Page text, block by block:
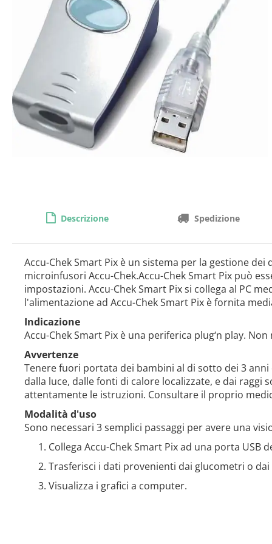
Descrizione
Accu-Chek Smart Pix è un sistema per la gestione
microinfusori Accu-Chek.Accu-Chek Smart Pix può
impostazioni. Accu-Chek Smart Pix si collega al PC
l'alimentazione ad Accu-Chek Smart Pix è fornita
Indicazione
Accu-Chek Smart Pix è una periferica plug‘n play.
Avvertenze
Tenere fuori portata dei bambini al di sotto dei 3
dalla luce, dalle fonti di calore localizzate, e dai raggi
attentamente le istruzioni. Consultare il proprio
Modalità d'uso
Sono necessari 3 semplici passaggi per avere una
Collega Accu-Chek Smart Pix ad una porta USB
Trasferisci i dati provenienti dai glucometri o
Visualizza i grafici a computer.
Spedizione